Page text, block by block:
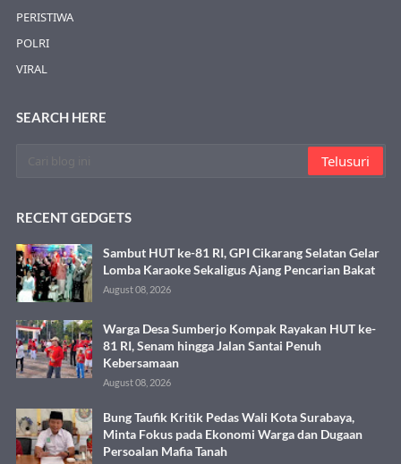
PERISTIWA
POLRI
VIRAL
SEARCH HERE
RECENT GEDGETS
Sambut HUT ke-81 RI, GPI Cikarang Selatan Gelar
Lomba Karaoke Sekaligus Ajang Pencarian Bakat
August 08, 2026
Warga Desa Sumberjo Kompak Rayakan HUT ke-
81 RI, Senam hingga Jalan Santai Penuh
Kebersamaan
August 08, 2026
Bung Taufik Kritik Pedas Wali Kota Surabaya,
Minta Fokus pada Ekonomi Warga dan Dugaan
Persoalan Mafia Tanah